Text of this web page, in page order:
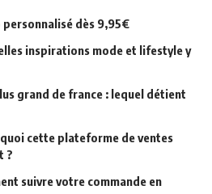
dès 9,95€
inspirations mode et lifestyle y
grand de france : lequel détient
cette plateforme de ventes
?
suivre votre commande en